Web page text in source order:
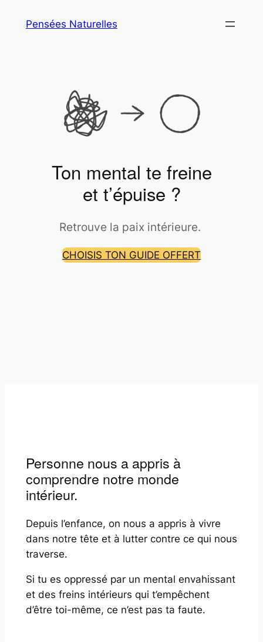
Pensées Naturelles
Ton mental te freine
et t’épuise ?
Retrouve la paix intérieure.
CHOISIS TON GUIDE OFFERT
Personne nous a appris à
comprendre notre monde
intérieur.
Depuis l’enfance, on nous a appris à vivre
dans notre tête et à lutter contre ce qui nous
traverse.
Si tu es oppressé par un mental envahissant
et des freins intérieurs qui t’empêchent
d’être toi-même, ce n’est pas ta faute.